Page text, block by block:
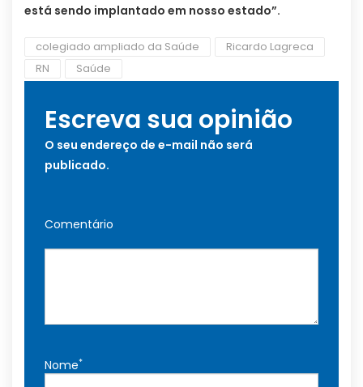
está sendo implantado em nosso estado”.
colegiado ampliado da Saúde
Ricardo Lagreca
RN
Saúde
Escreva sua opinião
O seu endereço de e-mail não será
publicado.
Comentário
Nome*